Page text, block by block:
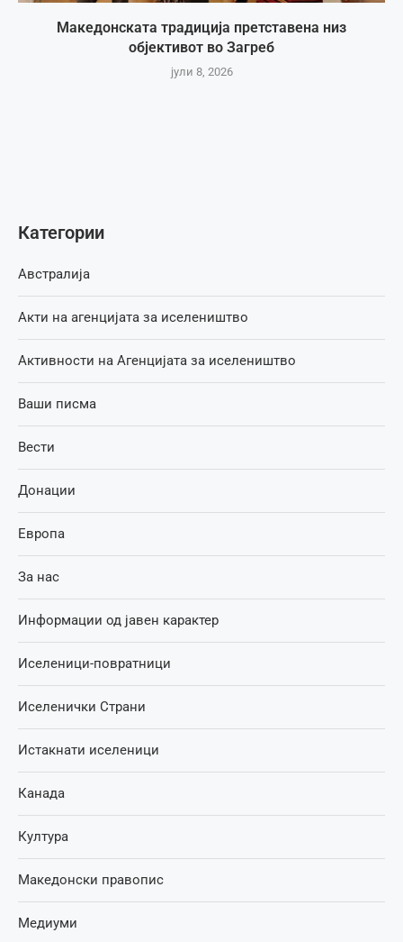
Македонската традиција претставена низ
објективот во Загреб
јули 8, 2026
Категории
Австралија
Акти на агенцијата за иселеништво
Активности на Агенцијата за иселеништво
Ваши писма
Вести
Донации
Европа
За нас
Информации од јавен карактер
Иселеници-повратници
Иселенички Страни
Истакнати иселеници
Канада
Култура
Македонски правопис
Медиуми